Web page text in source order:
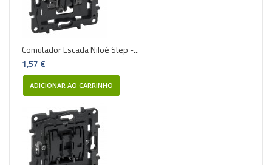
Comutador Escada Niloé Step -...
1,57 €
ADICIONAR AO CARRINHO